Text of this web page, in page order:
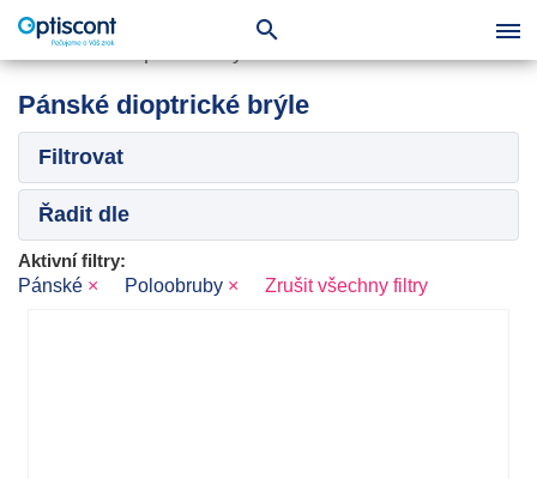
Pánské dioptrické brýle
Filtrovat
Řadit dle
Aktivní filtry:
Pánské × Poloobruby × Zrušit všechny filtry